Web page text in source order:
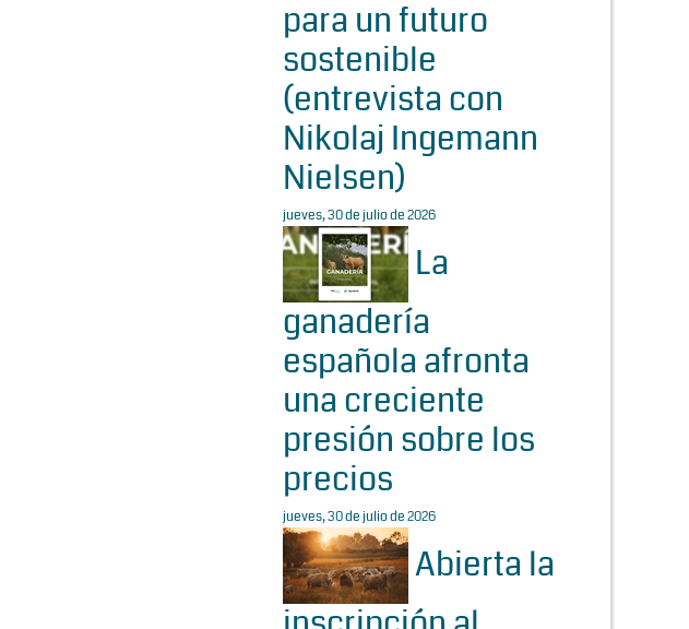
para un futuro
sostenible
(entrevista con
Nikolaj Ingemann
Nielsen)
jueves, 30 de julio de 2026
La
ganadería
española afronta
una creciente
presión sobre los
precios
jueves, 30 de julio de 2026
Abierta la